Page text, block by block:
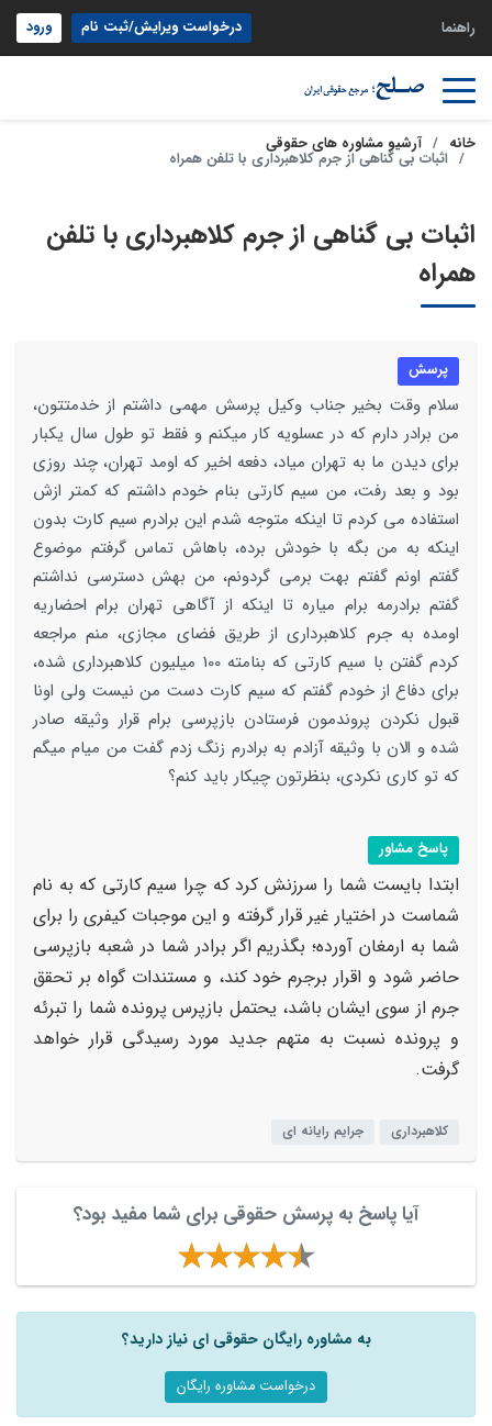
راهنما درخواست ویرایش/ثبت نام ورود
خانه آرشیو مشاوره های حقوقی
اثبات بی گناهی از جرم کلاهبرداری با تلفن همراه
اثبات بی گناهی از جرم کلاهبرداری با تلفن
همراه
پرسش
سلام وقت بخیر جناب وکیل پرسش مهمی داشتم از خدمتتون،
من برادر دارم که در عسلویه کار میکنم و فقط تو طول سال یکبار
برای دیدن ما به تهران میاد، دفعه اخیر که اومد تهران، چند روزی
بود و بعد رفت، من سیم کارتی بنام خودم داشتم که کمتر ازش
استفاده می کردم تا اینکه متوجه شدم این برادرم سیم کارت بدون
اینکه به من بگه با خودش برده، باهاش تماس گرفتم موضوع
گفتم اونم گفتم بهت برمی گردونم، من بهش دسترسی نداشتم
گفتم برادرمه برام میاره تا اینکه از آگاهی تهران برام احضاریه
اومده به جرم کلاهبرداری از طریق فضای مجازی، منم مراجعه
کردم گفتن با سیم کارتی که بنامته 100 میلیون کلاهبرداری شده،
برای دفاع از خودم گفتم که سیم کارت دست من نیست ولی اونا
قبول نکردن پروندمون فرستادن بازپرسی برام قرار وثیقه صادر
شده و الان با وثیقه آزادم به برادرم زنگ زدم گفت من میام میگم
که تو کاری نکردی، بنظرتون چیکار باید کنم؟
پاسخ مشاور
ابتدا بایست شما را سرزنش کرد که چرا سیم کارتی که به نام
شماست در اختیار غیر قرار گرفته و این موجبات کیفری را برای
شما به ارمغان آورده؛ بگذریم اگر برادر شما در شعبه بازپرسی
حاضر شود و اقرار برجرم خود کند، و مستندات گواه بر تحقق
جرم از سوی ایشان باشد، یحتمل بازپرس پرونده شما را تبرئه
و پرونده نسبت به متهم جدید مورد رسیدگی قرار خواهد
گرفت.
کلاهبرداری جرایم رایانه ای
آیا پاسخ به پرسش حقوقی برای شما مفید بود؟
به مشاوره رایگان حقوقی ای نیاز دارید؟
درخواست مشاوره رایگان